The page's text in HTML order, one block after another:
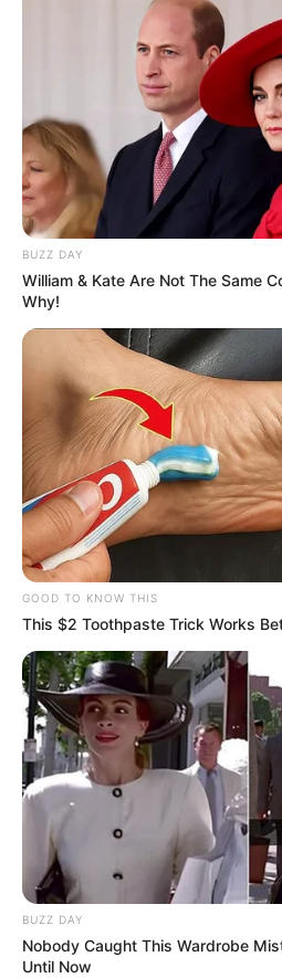
BUZZ DAY
William & Kate Are Not The Same
Why!
GOOD TO KNOW THIS
This $2 Toothpaste Trick Works
BUZZ DAY
Nobody Caught This Wardrobe
Until Now